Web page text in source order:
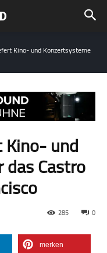
Kino- und Kon­zert­sys­teme
und
Castro
0
285
merken